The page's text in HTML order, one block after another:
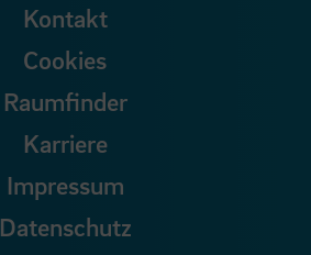
Kontakt
Cookies
Raumfinder
Karriere
Impressum
Datenschutz